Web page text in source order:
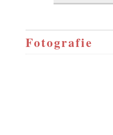
Fotografie